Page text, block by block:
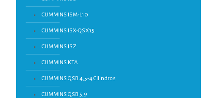
CUMMINS ISM-L10
CUMMINS ISX-QSX15
CUMMINS ISZ
CUMMINS KTA
CUMMINS QSB 4,5-4 Cilindros
CUMMINS QSB 5,9